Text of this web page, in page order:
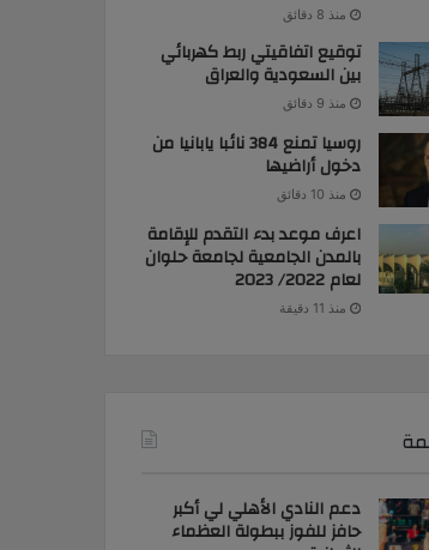
منذ 8 دقائق
توقيع اتفاقيتي ربط كهربائي
بين السعودية والعراق
منذ 9 دقائق
روسيا تمنع 384 نائبا يابانيا من
دخول أراضيها
منذ 10 دقائق
اعرف موعد بدء التقدم للإقامة
بالمدن الجامعية لجامعة حلوان
لعام 2022/ 2023
منذ 11 دقيقة
دعم النادي الأهلي لي أكبر
حافز للفوز ببطولة العظماء